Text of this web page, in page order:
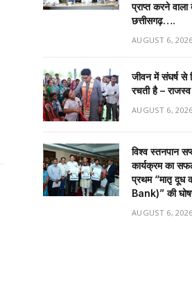
प्राप्त करने
छत्तीसगढ़….
AUGUST 6, 2026
जीवन में संघर्ष से
रचती है –
AUGUST 6, 2026
विश्व स्तनपान
कार्यक्रम का
प्रथम “मातृ
Bank)” की
AUGUST 6, 2026